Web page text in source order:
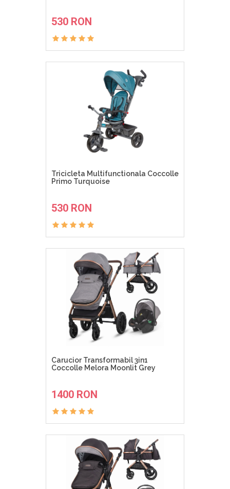
530 RON
Tricicleta Multifunctionala Coccolle
Primo Turquoise
530 RON
Carucior Transformabil 3in1
Coccolle Melora Moonlit Grey
1400 RON